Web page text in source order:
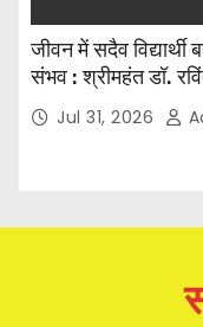
जीवन में सदैव
संभव : श्रीमहंत डॉ.
Jul 31, 2026